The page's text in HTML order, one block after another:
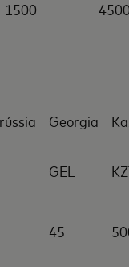
1500
Georgia
GEL
45